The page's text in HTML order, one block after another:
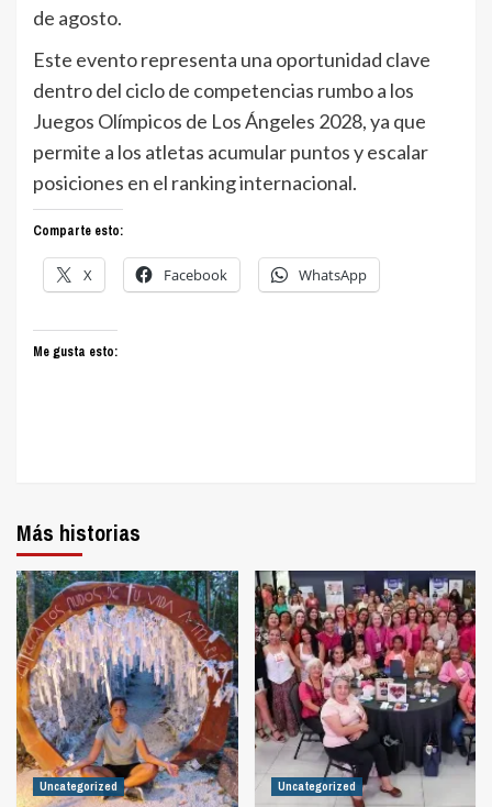
de agosto.
Este evento representa una oportunidad clave
dentro del ciclo de competencias rumbo a los
Juegos Olímpicos de Los Ángeles 2028, ya que
permite a los atletas acumular puntos y escalar
posiciones en el ranking internacional.
Comparte esto:
X Facebook WhatsApp
Me gusta esto:
Más historias
Uncategorized Uncategorized